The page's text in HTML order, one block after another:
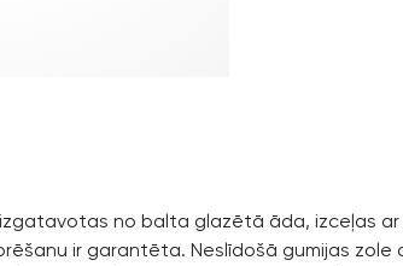
izgatavotas no balta glazētā āda, izceļas
ir garantēta. Neslīdošā gumijas